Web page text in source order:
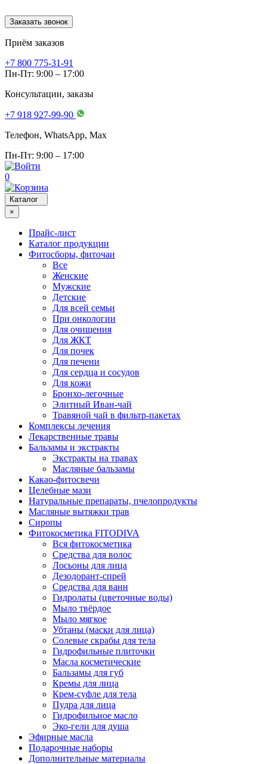
Заказать звонок
Приём заказов
+7 800 775-31-91
Пн-Пт: 9:00 – 17:00
Консультации, заказы
+7 918 927-99-90
Телефон, WhatsApp, Мах
Пн-Пт: 9:00 – 17:00
0
Каталог
×
Прайс-лист
Каталог продукции
Фитосборы, фиточаи
Все
Женские
Мужские
Детские
Для всей семьи
При онкологии
Для очищения
Для ЖКТ
Для почек
Для печени
Для сердца и сосудов
Для кожи
Бронхо-легочные
Элитный Иван-чай
Травяной чай в фильтр-пакетах
Комплексы лечения
Лекарственные травы
Бальзамы и экстракты
Экстракты на травах
Масляные бальзамы
Какао-фитосвечи
Целебные мази
Натуральные препараты, пчелопродукты
Масляные вытяжки трав
Сиропы
Фитокосметика FITODIVA
Вся фитокосметика
Средства для волос
Лосьоны для лица
Дезодорант-спрей
Средства для ванн
Гидролаты (цветочные воды)
Мыло твёрдое
Мыло мягкое
Убтаны (маски для лица)
Солевые скрабы для тела
Гидрофильные плиточки
Масла косметические
Бальзамы для губ
Кремы для лица
Крем-суфле для тела
Пудра для лица
Гидрофильное масло
Эко-гели для душа
Эфирные масла
Подарочные наборы
Дополнительные материалы